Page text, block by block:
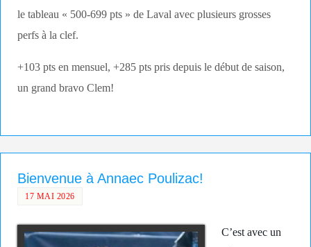
le tableau « 500-699 pts » de Laval avec plusieurs grosses
perfs à la clef.
+103 pts en mensuel, +285 pts pris depuis le début de saison,
un grand bravo Clem!
Bienvenue à Annaec Poulizac!
17 MAI 2026
C’est avec un